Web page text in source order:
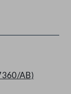
AB)